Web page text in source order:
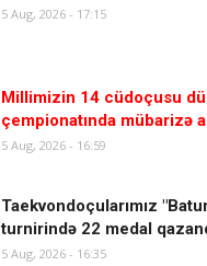
5 Aug, 2026 - 17:15
Millimizin 14 cüdoçusu
çempionatında mübarizə
5 Aug, 2026 - 16:59
Taekvondoçularımız
turnirində 22 medal
5 Aug, 2026 - 16:35